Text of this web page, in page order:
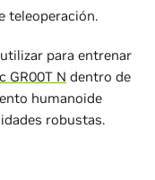
teleoperación.
para entrenar
GR00T N dentro de
humanoide
robustas.